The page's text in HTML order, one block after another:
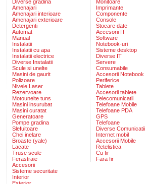
Diverse gradina
Amenajari
Amenajari interioare
Amenajari exterioare
Detergenti
Automat
Manual
Instalatii
Instalatii cu apa
Instalatii electrice
Diverse Instalatii
Scule si unelte
Masini de gaurit
Polizoare
Nivele Laser
Rezervoare
Motounelte tuns
Masini insurubat
Masini curatat
Generatoare
Pompe gradina
Slefuitoare
Chei inelare
Broaste (yale)
Lacate
Truse scule
Ferastraie
Accesorii
Sisteme securitate
Interior
Monitoare
Imprimante
Componente
Console
Stocare date
Accesorii IT
Software
Notebook-uri
Sisteme desktop
Diverse IT
Servere
Consumabile
Accesorii Notebook
Periferice
Tablete
Accesorii tablete
Telecomunicatii
Telefoane Mobile
Telefoane PDA
GPS
Telefoane
Diverse Comunicatii
Internet mobil
Accesorii Mobile
Retelistica
Cu fir
Fara fir